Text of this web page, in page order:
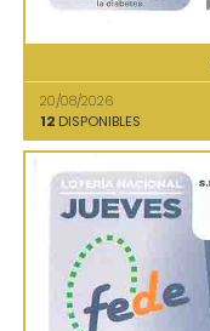
20/08/2026
12 DISPONIBLES